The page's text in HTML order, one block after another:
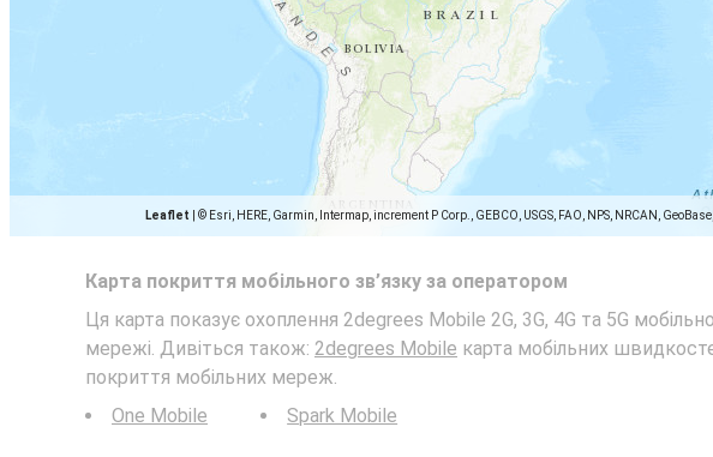
Leaflet © Esri, HERE, Garmin, Intermap, increment P Corp., GEBCO, USGS, FAO, NPS, NRCAN,
Карта покриття мобільного зв’язку за оператором
Ця карта показує охоплення 2degrees Mobile 2G, 3G, 4G та 5G
мережі. Дивіться також: 2degrees Mobile карта мобільних
покриття мобільних мереж.
One Mobile
Spark Mobile